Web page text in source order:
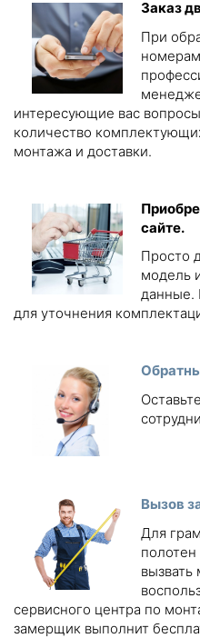
Заказ
При
интересующие вас
количество
монтажа и доставки.
сайте.
Просто
модель
данные.
для уточнения
Вызов
Для
сервисного центра по
замерщик выполнит